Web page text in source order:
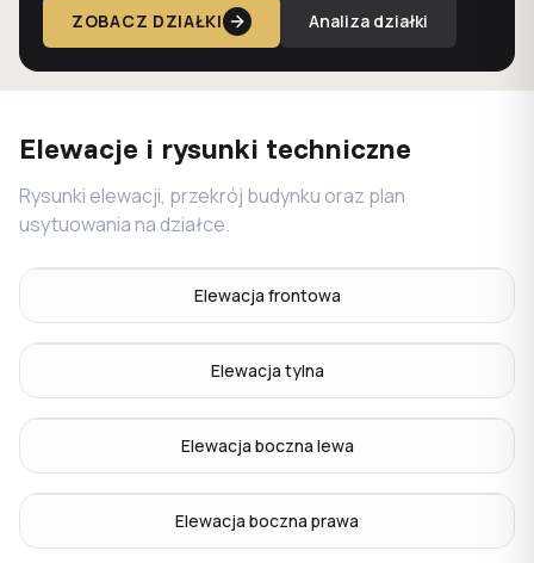
ZOBACZ DZIAŁKI Analiza działki
Elewacje i rysunki techniczne
Rysunki elewacji, przekrój budynku oraz plan
usytuowania na działce.
Elewacja frontowa
Elewacja tylna
Elewacja boczna lewa
Elewacja boczna prawa